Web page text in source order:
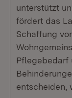
unterstützt
fördert das
Schaffung
Pflegebedarf
entscheiden,